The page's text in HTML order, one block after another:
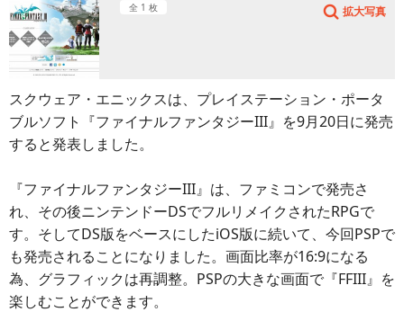
全 1 枚 拡大写真
スクウェア・エニックスは、プレイステーション・ポータ
ブルソフト『ファイナルファンタジーIII』を9月20日に発売
すると発表しました。
『ファイナルファンタジーIII』は、ファミコンで発売さ
れ、その後ニンテンドーDSでフルリメイクされたRPGで
す。そしてDS版をベースにしたiOS版に続いて、今回PSPで
も発売されることになりました。画面比率が16:9になる
為、グラフィックは再調整。PSPの大きな画面で『FFIII』を
楽しむことができます。